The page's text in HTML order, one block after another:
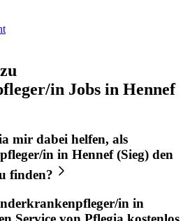
in Jobs in Hennef
mir dabei helfen, als
in in Hennef (Sieg) den
finden?
in in